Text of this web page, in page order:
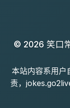
© 2026 笑口
本站内容系用户
责，